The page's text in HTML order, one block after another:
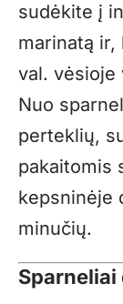
sudėkite į
marinatą ir,
val. vėsioje
Nuo
perteklių,
pakaitomis
kepsninėje
minučių.